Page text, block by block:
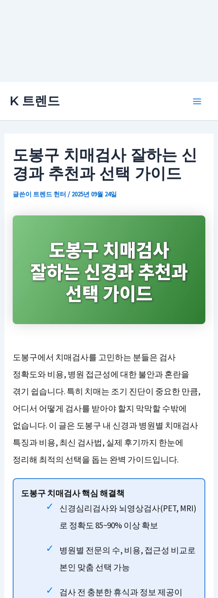
K 트렌드
도봉구 치매검사 잘하는 신
경과 추천과 선택 가이드
글쓴이 트렌드 헌터/ 2025년 09월 24일
도봉구에서 치매검사를 고민하는 분들은 검사
정확도와 비용, 병원 접근성에 대한 불안과 혼란을
겪기 쉽습니다. 특히 치매는 조기 진단이 중요한 만큼,
어디서 어떻게 검사를 받아야 할지 막막할 수밖에
없습니다. 이 글은 도봉구 내 신경과 병원별 치매검사
특징과 비용, 최신 검사법, 실제 후기까지 한눈에
정리해 최적의 선택을 돕는 완벽 가이드입니다.
도봉구 치매검사 핵심 해결책
신경심리검사와 뇌영상검사(PET, MRI)
로 정확도 85~90% 이상 확보
병원별 전문의 수, 비용, 접근성 비교로
본인 맞춤 선택 가능
검사 전 충분한 휴식과 정보 제공이